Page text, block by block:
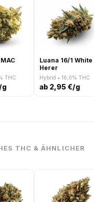
THC
g
Luana 16/1 White
Herer
Hybrid • 16,0% THC
ab 2,95 €/g
THC & ÄHNLICHER